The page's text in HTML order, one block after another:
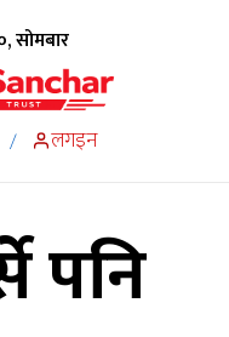
सोमबार
/ लगइन
पनि